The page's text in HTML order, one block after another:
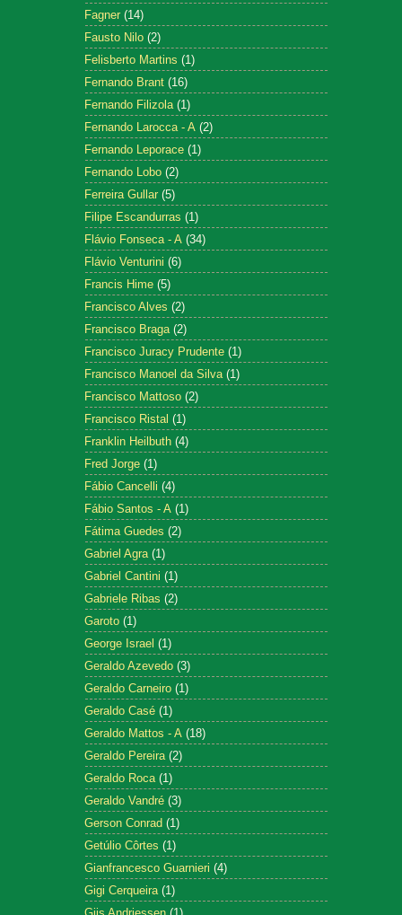
Fagner (14)
Fausto Nilo (2)
Felisberto Martins (1)
Fernando Brant (16)
Fernando Filizola (1)
Fernando Larocca - A (2)
Fernando Leporace (1)
Fernando Lobo (2)
Ferreira Gullar (5)
Filipe Escandurras (1)
Flávio Fonseca - A (34)
Flávio Venturini (6)
Francis Hime (5)
Francisco Alves (2)
Francisco Braga (2)
Francisco Juracy Prudente (1)
Francisco Manoel da Silva (1)
Francisco Mattoso (2)
Francisco Ristal (1)
Franklin Heilbuth (4)
Fred Jorge (1)
Fábio Cancelli (4)
Fábio Santos - A (1)
Fátima Guedes (2)
Gabriel Agra (1)
Gabriel Cantini (1)
Gabriele Ribas (2)
Garoto (1)
George Israel (1)
Geraldo Azevedo (3)
Geraldo Carneiro (1)
Geraldo Casé (1)
Geraldo Mattos - A (18)
Geraldo Pereira (2)
Geraldo Roca (1)
Geraldo Vandré (3)
Gerson Conrad (1)
Getúlio Côrtes (1)
Gianfrancesco Guarnieri (4)
Gigi Cerqueira (1)